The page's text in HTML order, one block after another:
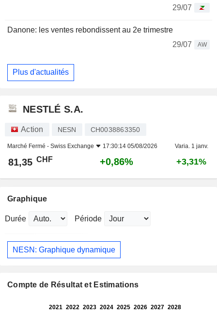
29/07
Danone: les ventes rebondissent au 2e trimestre
29/07
AW
Plus d'actualités
NESTLÉ S.A.
Action NESN CH0038863350
Marché Fermé - Swiss Exchange 17:30:14 05/08/2026 Varia. 1 janv.
81,35 CHF +0,86% +3,31%
Graphique
Durée Période
NESN: Graphique dynamique
Compte de Résultat et Estimations